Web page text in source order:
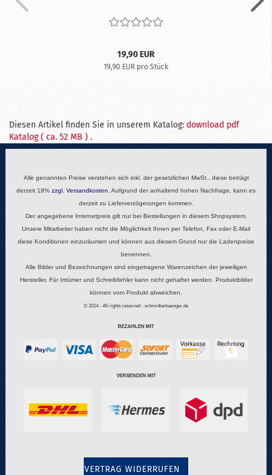
19,90 EUR
19,90 EUR pro Stück
Diesen Artikel finden Sie in unserem Katalog: download pdf
Katalog ( ca. 52 MB ) .
Alle genannten Preise verstehen sich inkl. der gesetzlichen MwSt., diese beträgt
derzeit 19% zzgl. Versandkosten . Aufgrund der anhaltend hohen Nachfrage, kann es
derzeit zu Lieferverzögerungen kommen.
Der angegebene Internetpreis gilt nur bei Bestellungen in diesem Shopsystem.
Unsere Mitarbeiter haben nicht die Möglichkeit Ihnen per Telefon, Fax oder E-Mail
diese Konditionen einzuräumen und können aus diesem Grund nur die Ladenpreise
benennen.
Alle Bilder und Bezeichnungen sind eingetragene Warenzeichen der jeweiligen
Hersteller. Für Irrtümer und Schreibfehler kann nicht gehaftet werden. Produktbilder
können vom Produkt abweichen.
© 2014 - All rights reserved - schmidtanhaenger.de
BEZAHLEN MIT
VERSENDEN MIT
VERTRAG WIDERRUFEN